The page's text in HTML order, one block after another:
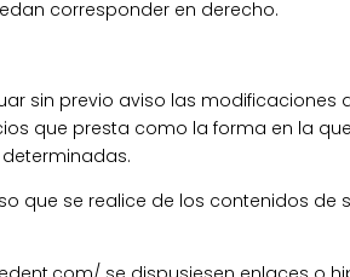
corresponder en derecho.
sin previo aviso las
que presta como la forma en la
uso que se realice de los contenidos